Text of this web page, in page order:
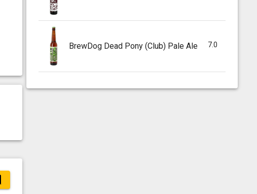
BrewDog Dead Pony (Club) Pale Ale 7.0